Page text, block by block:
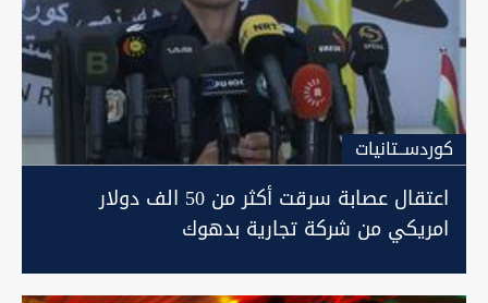
كوردســتانيات
اعتقال عصابة سرقت أكثر من 50 الف دولار
امريكي من شركة تجارية بدهوك